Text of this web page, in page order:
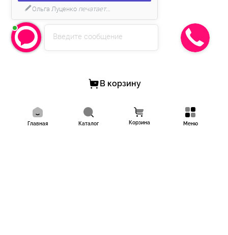
В корзину
Главная Каталог Корзина Меню
Введите сообщение
Ольга Луценко печатает...